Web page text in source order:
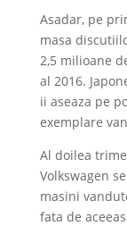
Asadar, pe
masa
2,5 milioane
al 2016.
ii aseaza pe
exemplare
Al doilea
Volkswagen
masini
fata de